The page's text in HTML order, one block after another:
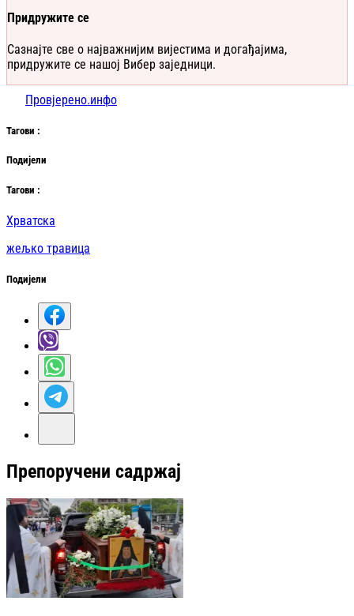
Придружите се
Сазнајте све о најважнијим вијестима и догађајима,
придружите се нашој Вибер заједници.
Провјерено.инфо
Тагови :
Подијели
Тагови :
Хрватска
жељко травица
Подијели
Препоручени садржај